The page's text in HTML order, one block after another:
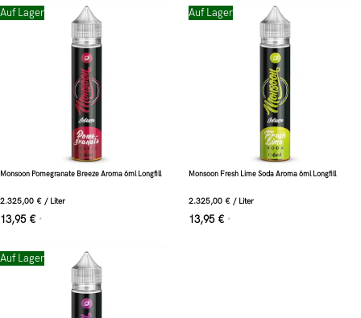
Auf Lager
Monsoon Pomegranate Breeze Aroma 6ml Longfill
2.325,00 € / Liter
13,95 € *
Auf Lager
Monsoon Fresh Lime Soda Aroma 6ml Longfill
2.325,00 € / Liter
13,95 € *
Auf Lager